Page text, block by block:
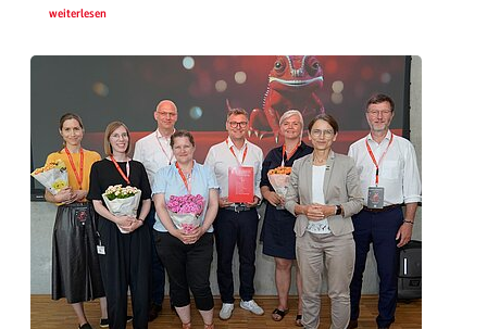
weiterlesen